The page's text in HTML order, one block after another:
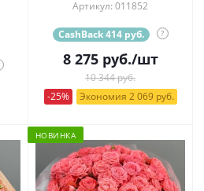
Артикул: 011852
CashBack 414 руб. ?
8 275руб./шт
10 344 руб.
-25%
Экономия 2 069 руб.
НОВИНКА